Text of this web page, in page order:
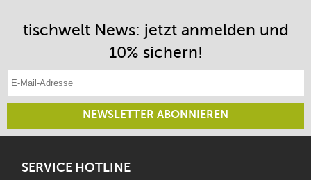
tischwelt News: jetzt anmelden und
10% sichern!
NEWSLETTER ABONNIEREN
SERVICE HOTLINE